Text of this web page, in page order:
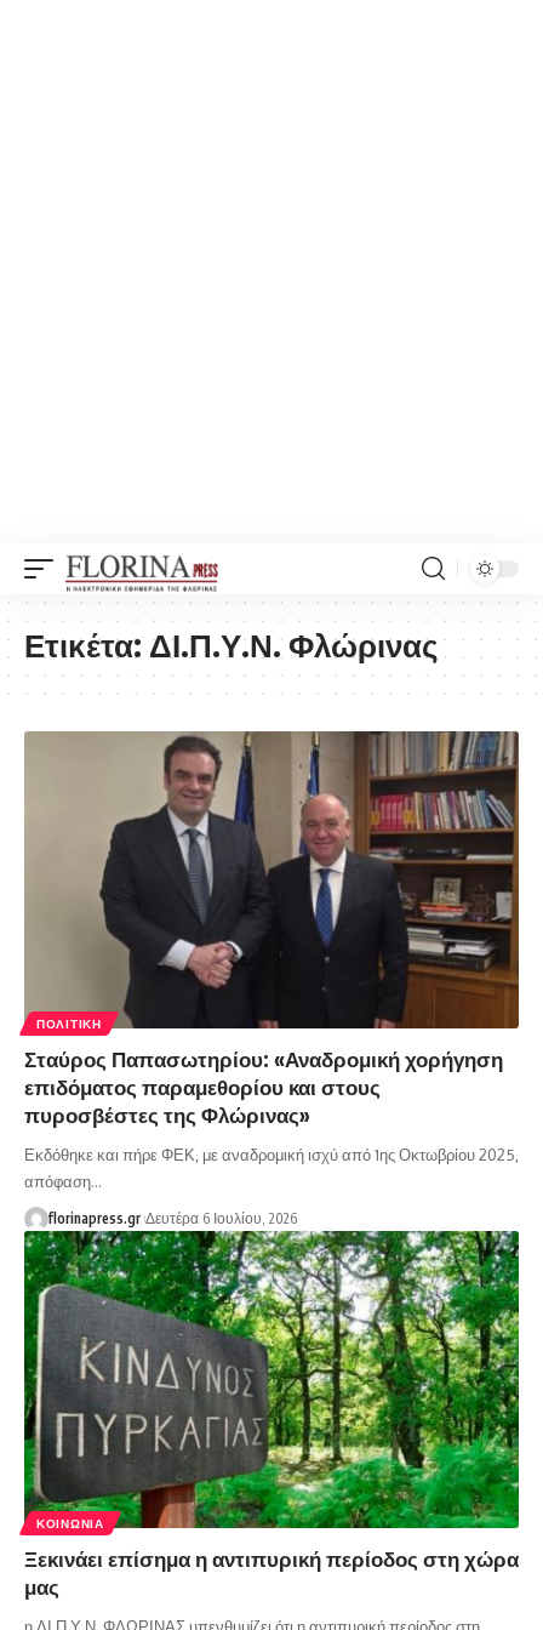
Ετικέτα: ΔΙ.Π.Υ.Ν. Φλώρινας
ΠΟΛΙΤΙΚΉ
Σταύρος Παπασωτηρίου: «Αναδρομική χορήγηση
επιδόματος παραμεθορίου και στους
πυροσβέστες της Φλώρινας»
Εκδόθηκε και πήρε ΦΕΚ, με αναδρομική ισχύ από 1ης Οκτωβρίου 2025,
απόφαση…
florinapress.gr Δευτέρα 6 Ιουλίου, 2026
ΚΟΙΝΩΝΊΑ
Ξεκινάει επίσημα η αντιπυρική περίοδος στη χώρα
μας
η ΔΙ.Π.Υ.Ν. ΦΛΩΡΙΝΑΣ υπενθυμίζει ότι η αντιπυρική περίοδος στη